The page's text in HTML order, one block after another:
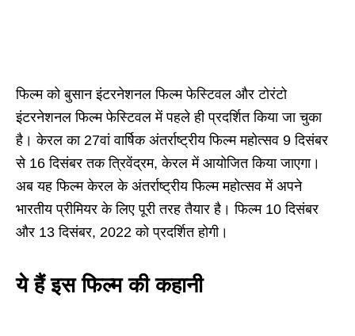
फिल्म को बुसान इंटरनेशनल फिल्म फेस्टिवल और टोरंटो
इंटरनेशनल फिल्म फेस्टिवल में पहले ही प्रदर्शित किया जा चुका
है। केरल का 27वां वार्षिक अंतर्राष्ट्रीय फिल्म महोत्सव 9 दिसंबर
से 16 दिसंबर तक त्रिवेंद्रम, केरल में आयोजित किया जाएगा।
अब यह फिल्म केरल के अंतर्राष्ट्रीय फिल्म महोत्सव में अपने
भारतीय प्रीमियर के लिए पूरी तरह तैयार है। फिल्म 10 दिसंबर
और 13 दिसंबर, 2022 को प्रदर्शित होगी।
ये हैं इस फिल्म की कहानी